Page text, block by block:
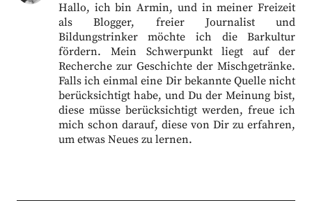
Hallo, ich bin Armin, und in meiner Freizeit
als Blogger, freier Journalist und
Bildungstrinker möchte ich die Barkultur
fördern. Mein Schwerpunkt liegt auf der
Recherche zur Geschichte der Mischgetränke.
Falls ich einmal eine Dir bekannte Quelle nicht
berücksichtigt habe, und Du der Meinung bist,
diese müsse berücksichtigt werden, freue ich
mich schon darauf, diese von Dir zu erfahren,
um etwas Neues zu lernen.